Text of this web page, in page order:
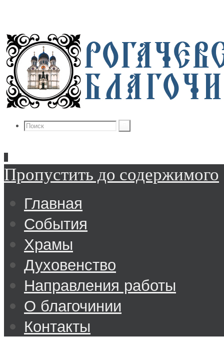
Пропустить до содержимого
Главная
События
Храмы
Духовенство
Направления работы
О благочинии
Контакты